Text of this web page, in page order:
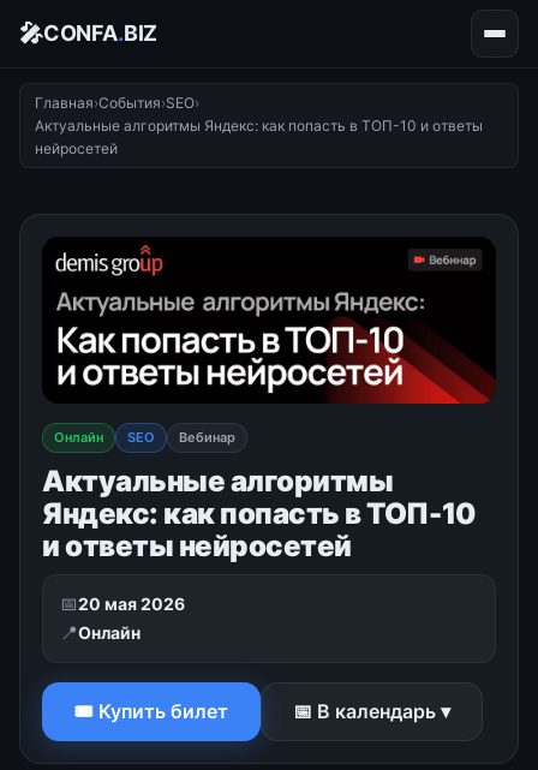
🎤CONFA.BIZ
Главная›События›SEO›
Актуальные алгоритмы Яндекс: как попасть в ТОП-10 и ответы
нейросетей
Онлайн SEO Вебинар
Актуальные алгоритмы
Яндекс: как попасть в ТОП-10
и ответы нейросетей
📅20 мая 2026
📍Онлайн
🎟 Купить билет 📅 В календарь ▾